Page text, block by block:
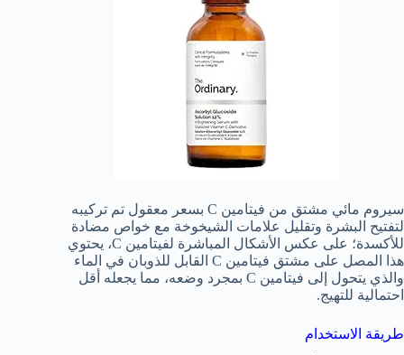
سيروم مائي مشتق من فيتامين C بسعر معقول تم تركيبه
لتفتيح البشرة وتقليل علامات الشيخوخة مع خواص مضادة
للأكسدة؛ على عكس الأشكال المباشرة لفيتامين C، يحتوي
هذا المصل على مشتق فيتامين C القابل للذوبان في الماء
والذي يتحول إلى فيتامين C بمجرد وضعه، مما يجعله أقل
احتمالية للتهيج.
طريقة الاستخدام